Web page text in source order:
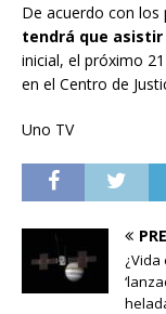
De acuerdo con
tendrá que
inicial, el próximo
en el Centro de
Uno TV